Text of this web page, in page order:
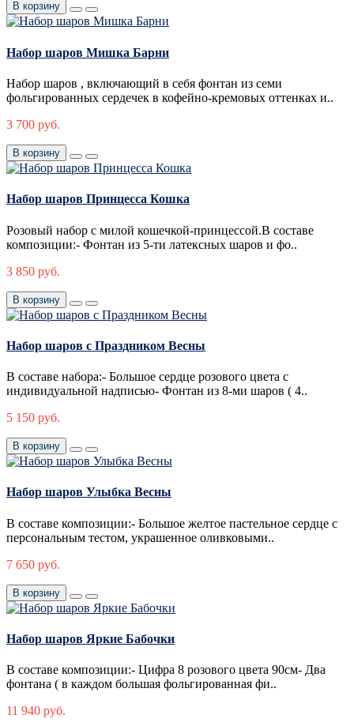
В корзину
Набор шаров Мишка Барни
Набор шаров , включающий в себя фонтан из семи
фольгированных сердечек в кофейно-кремовых оттенках и..
3 700 руб.
В корзину
Набор шаров Принцесса Кошка
Розовый набор с милой кошечкой-принцессой.В составе
композиции:- Фонтан из 5-ти латексных шаров и фо..
3 850 руб.
В корзину
Набор шаров с Праздником Весны
В составе набора:- Большое сердце розового цвета с
индивидуальной надписью- Фонтан из 8-ми шаров ( 4..
5 150 руб.
В корзину
Набор шаров Улыбка Весны
В составе композиции:- Большое желтое пастельное сердце с
персональным тестом, украшенное оливковыми..
7 650 руб.
В корзину
Набор шаров Яркие Бабочки
В составе композиции:- Цифра 8 розового цвета 90см- Два
фонтана ( в каждом большая фольгированная фи..
11 940 руб.